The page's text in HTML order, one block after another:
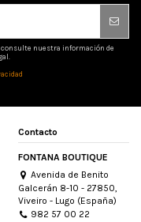
consulte nuestra información de
Contacto
FONTANA BOUTIQUE
Avenida de Benito
Galcerán 8-10 - 27850,
Viveiro - Lugo (España)
982 57 00 22